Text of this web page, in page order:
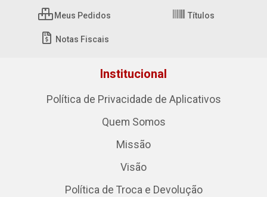
Meus Pedidos Títulos
Notas Fiscais
Institucional
Política de Privacidade de Aplicativos
Quem Somos
Missão
Visão
Política de Troca e Devolução